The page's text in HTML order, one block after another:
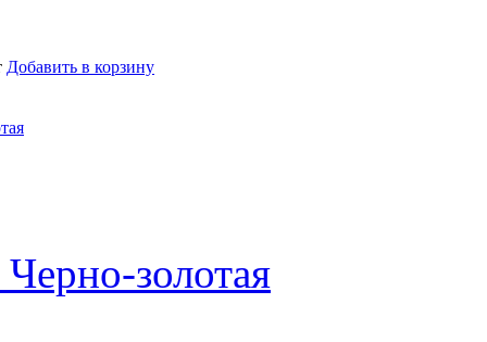
Добавить в корзину
золотая